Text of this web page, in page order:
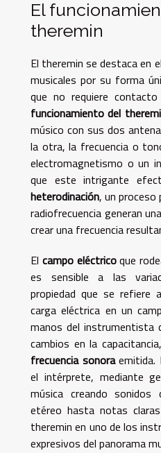
El
theremin
El theremin se destaca en
musicales por su forma
que no requiere
funcionamiento del
músico con sus dos
la otra, la frecuencia o
electromagnetismo o un
que este intrigante
heterodinación, un proceso
radiofrecuencia generan
crear una frecuencia
El campo eléctricoque
es sensible a las
propiedad que se refiere
carga eléctrica en un
manos del instrumentista
cambios en la
frecuencia sonoraemitida.
el intérprete, mediante
música creando
etéreo hasta notas
theremin en uno de los
expresivos del panorama